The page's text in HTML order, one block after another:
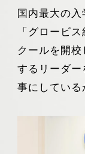
国内最大の
「グロービ
クールを開
するリーダ
事にしている